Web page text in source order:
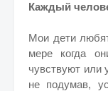
Каждый
Мои дети
мере когда
чувствуют или
не подумав,